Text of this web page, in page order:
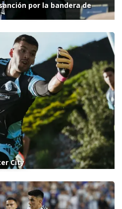
por la bandera de
City